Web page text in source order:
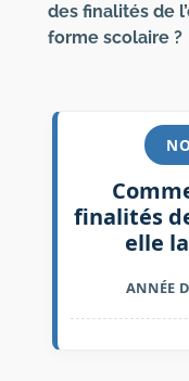
des finalités de
forme scolaire ?
finalités
elle
ANNÉE